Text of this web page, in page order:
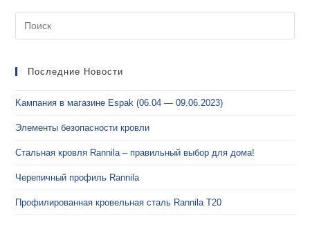
Последние Новости
Kампания в магазине Espak (06.04 — 09.06.2023)
Элементы безопасности кровли
Стальная кровля Rannila – правильный выбор для дома!
Черепичный профиль Rannila
Профилированная кровельная сталь Rannila T20